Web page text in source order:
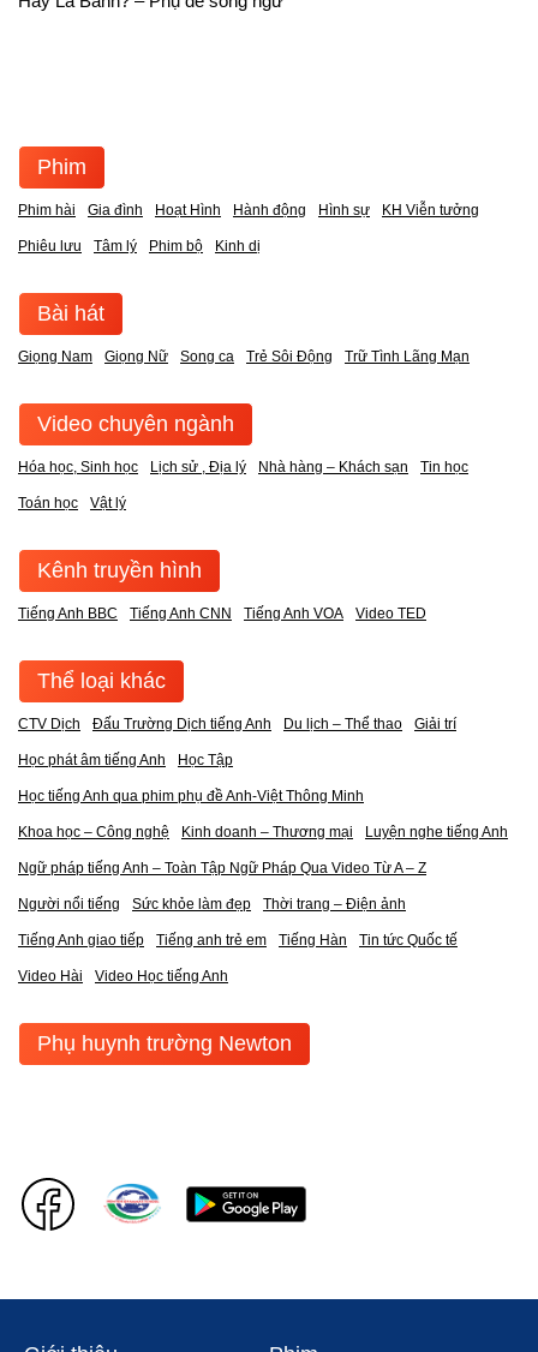
Phim
Phim hài Gia đình Hoạt Hình Hành động Hình sự KH Viễn tưởng
Phiêu lưu Tâm lý Phim bộ Kinh dị
Bài hát
Giọng Nam Giọng Nữ Song ca Trẻ Sôi Động Trữ Tình Lãng Mạn
Video chuyên ngành
Hóa học, Sinh học Lịch sử , Địa lý Nhà hàng – Khách sạn Tin học
Toán học Vật lý
Kênh truyền hình
Tiếng Anh BBC Tiếng Anh CNN Tiếng Anh VOA Video TED
Thể loại khác
CTV Dịch Đấu Trường Dịch tiếng Anh Du lịch – Thể thao Giải trí
Học phát âm tiếng Anh Học Tập
Học tiếng Anh qua phim phụ đề Anh-Việt Thông Minh
Khoa học – Công nghệ Kinh doanh – Thương mại Luyện nghe tiếng Anh
Ngữ pháp tiếng Anh – Toàn Tập Ngữ Pháp Qua Video Từ A – Z
Người nổi tiếng Sức khỏe làm đẹp Thời trang – Điện ảnh
Tiếng Anh giao tiếp Tiếng anh trẻ em Tiếng Hàn Tin tức Quốc tế
Video Hài Video Học tiếng Anh
Phụ huynh trường Newton